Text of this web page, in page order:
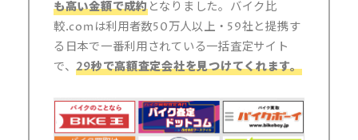
も高い金額で成約となりました。バイク比
較.comは利用者数50万人以上・59社と提携す
る日本で一番利用されている一括査定サイト
で、29秒で高額査定会社を見つけてくれます。